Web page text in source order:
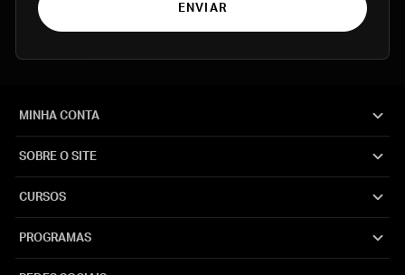
ENVIAR
MINHA CONTA
SOBRE O SITE
CURSOS
PROGRAMAS